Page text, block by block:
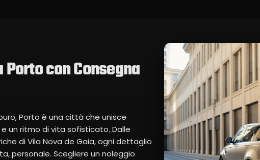
con Consegna
Porto è una città che unisce
un ritmo di vita sofisticato. Dalle
di Vila Nova de Gaia, ogni dettaglio
personale. Scegliere un noleggio